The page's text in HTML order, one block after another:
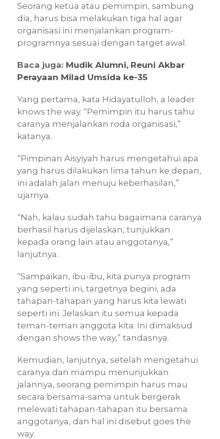
Seorang ketua atau pemimpin, sambung
dia, harus bisa melakukan tiga hal agar
organisasi ini menjalankan program-
programnya sesuai dengan target awal.
Baca juga: Mudik Alumni, Reuni Akbar
Perayaan Milad Umsida ke-35
Yang pertama, kata Hidayatulloh, a leader
knows the way. “Pemimpin itu harus tahu
caranya menjalankan roda organisasi,”
katanya.
“Pimpinan Aisyiyah harus mengetahui apa
yang harus dilakukan lima tahun ke depan,
ini adalah jalan menuju keberhasilan,”
ujarnya.
“Nah, kalau sudah tahu bagaimana caranya
berhasil harus dijelaskan, tunjukkan
kepada orang lain atau anggotanya,”
lanjutnya.
“Sampaikan, ibu-ibu, kita punya program
yang seperti ini, targetnya begini, ada
tahapan-tahapan yang harus kita lewati
seperti ini. Jelaskan itu semua kepada
teman-teman anggota kita. Ini dimaksud
dengan shows the way,” tandasnya.
Kemudian, lanjutnya, setelah mengetahui
caranya dan mampu menunjukkan
jalannya, seorang pemimpin harus mau
secara bersama-sama untuk bergerak
melewati tahapan-tahapan itu bersama
anggotanya, dan hal ini disebut goes the
way.